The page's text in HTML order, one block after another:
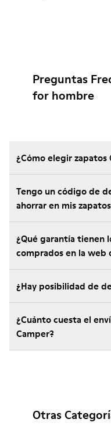
Preguntas
for hombre
¿Cómo elegir zapatos
Tengo un código de
ahorrar en mis
¿Qué garantía tienen
comprados en la web
¿Hay posibilidad de
¿Cuánto cuesta el
Camper?
Otras